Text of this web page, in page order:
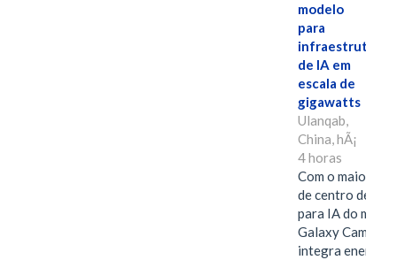
modelo
para
infraestrutura
de IA em
escala de
gigawatts
Ulanqab,
China, hÃ¡
4 horas
Com o maior
de centro de
para IA do
Galaxy Campus
integra energia